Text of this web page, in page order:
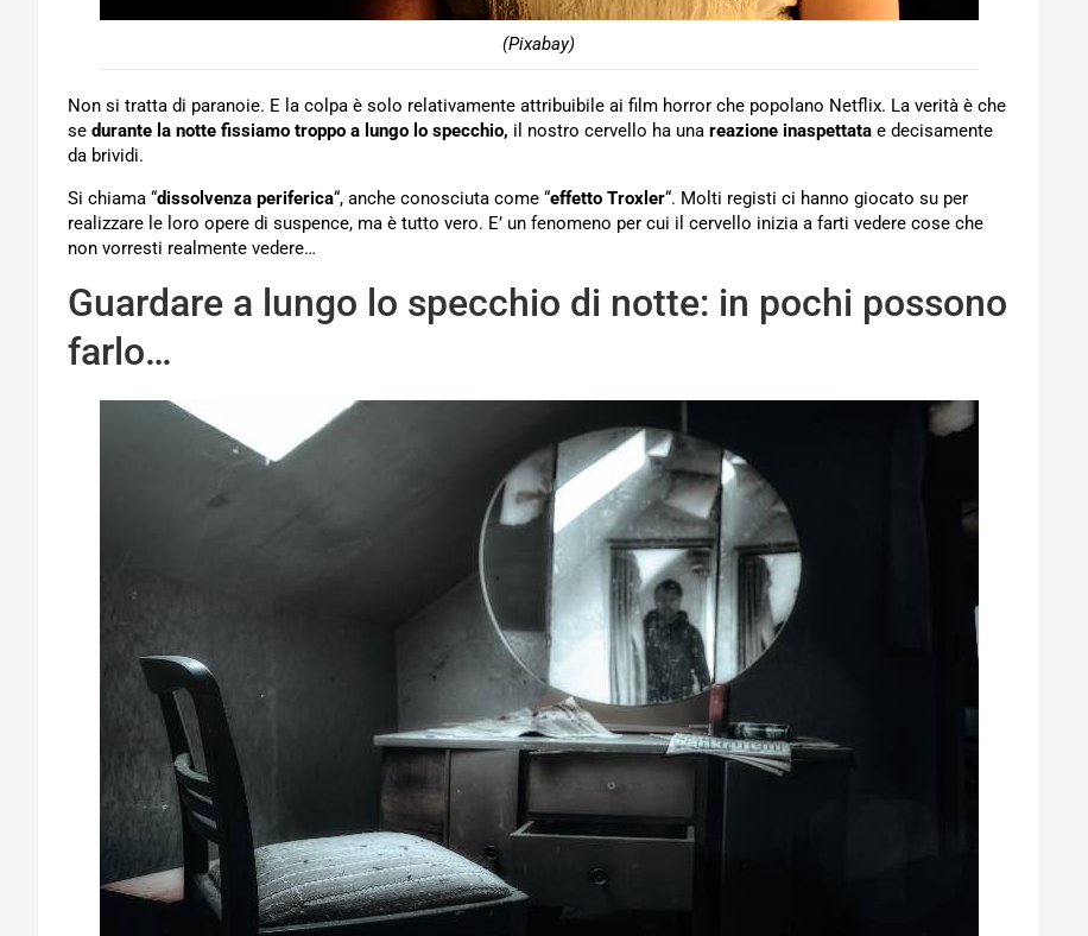
(Pixabay)
Non si tratta di paranoie. E la colpa è solo relativamente attribuibile ai film horror che popolano Netflix. La verità è che
se durante la notte fissiamo troppo a lungo lo specchio, il nostro cervello ha una reazione inaspettata e decisamente
da brividi.
Si chiama “dissolvenza periferica“, anche conosciuta come “effetto Troxler“. Molti registi ci hanno giocato su per
realizzare le loro opere di suspence, ma è tutto vero. E’ un fenomeno per cui il cervello inizia a farti vedere cose che
non vorresti realmente vedere…
Guardare a lungo lo specchio di notte: in pochi possono
farlo…